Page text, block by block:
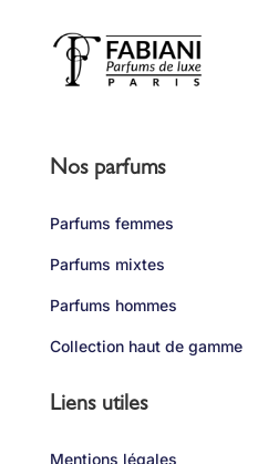
Nos parfums
Parfums femmes
Parfums mixtes
Parfums hommes
Collection haut de gamme
Liens utiles
Mentions légales